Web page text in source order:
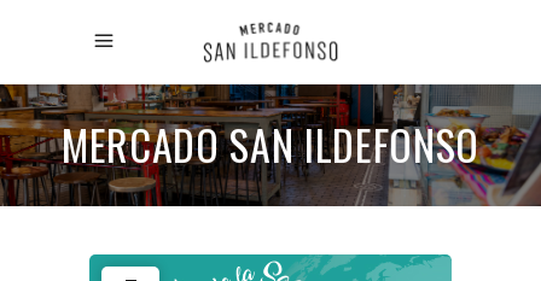
MERCADO SAN ILDEFONSO